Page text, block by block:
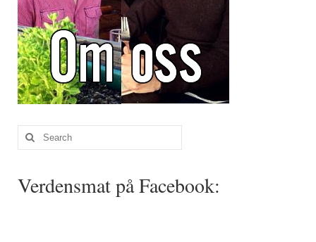
Herbes de Provence
Kjørvel
Krøderens husmannsmiks
Løpstikke
Massalé seychellois
Merian
Mirepoix
Search
for:
Verdensmat på Facebook: